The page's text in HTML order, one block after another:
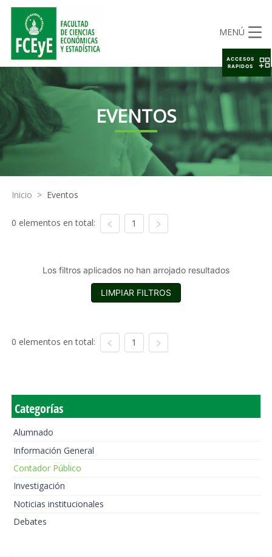
MENÚ
EVENTOS
Inicio > Eventos
0 elementos en total: 1
Los filtros aplicados no han arrojado resultados
LIMPIAR FILTROS
0 elementos en total: 1
Categorías
Alumnado
Información General
Contador Público
Investigación
Noticias institucionales
Debates
ACCESOS
RAPIDOS